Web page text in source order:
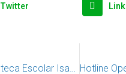
Twitter